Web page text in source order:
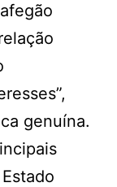
genuína.